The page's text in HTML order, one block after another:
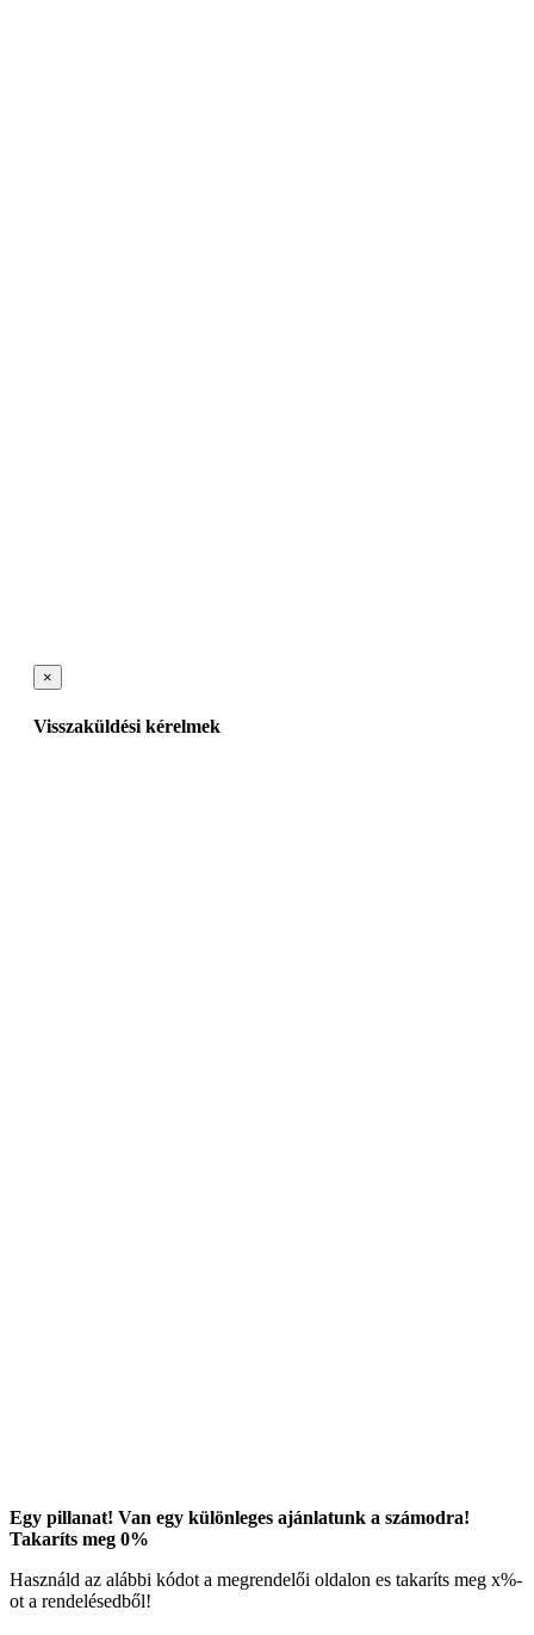
×
Visszaküldési kérelmek
Egy pillanat! Van egy különleges ajánlatunk a számodra!
Takaríts meg 0%
Használd az alábbi kódot a megrendelői oldalon es takaríts meg x%-
ot a rendelésedből!